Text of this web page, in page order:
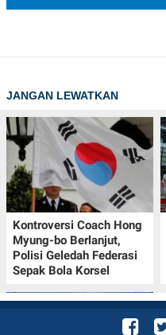
JANGAN LEWATKAN
Kontroversi Coach Hong
Myung-bo Berlanjut,
Polisi Geledah Federasi
Sepak Bola Korsel